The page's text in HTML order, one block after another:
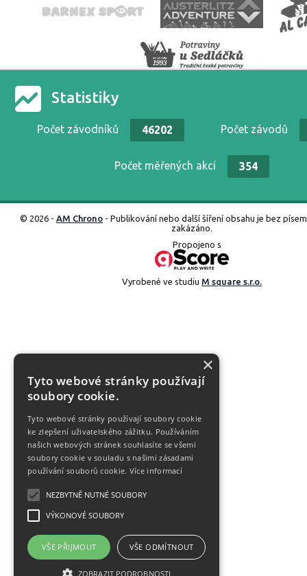
Statistiky
Počet závodníků 46202 Počet závodů
Počet měřených akcí 354
© 2026 - AM Chrono - Publikování nebo další šíření obsahu je bez
zakázáno.
Propojeno s
Vyrobené ve studiu M square s.r.o.
×
Tyto webové stránky používají
soubory cookie.
Tyto webové stránky používají soubory cookie
ke zlepšení uživatelského zážitku. Používáním
našich webových stránek souhlasíte se všemi
soubory cookie v souladu s našimi zásadami
používání souborů cookie. Více informací
NEZBYTNĚ NUTNÉ SOUBORY
VÝKONOVÉ SOUBORY
VŠE PŘIJMOUT VŠE ODMÍTNOUT
ZOBRAZIT PODROBNOSTI